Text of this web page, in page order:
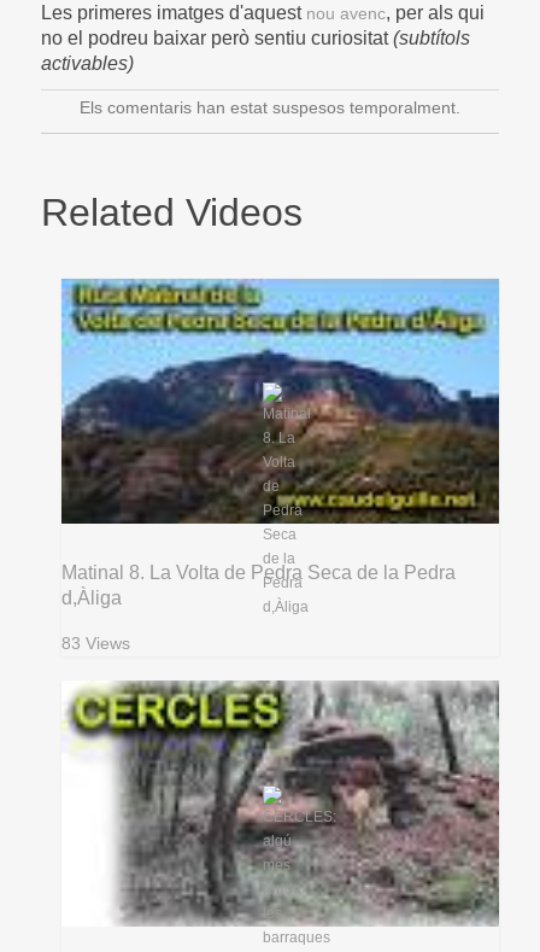
Les primeres imatges d'aquestnou avenc, per als qui
no el podreu baixar però sentiu curiositat(subtítols
activables)
Els comentaris han estat suspesos temporalment.
Related Videos
Matinal 8. La Volta de Pedra Seca de la Pedra
d,Àliga
83 Views